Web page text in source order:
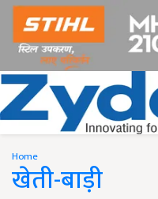
Home
खेती-बाड़ी